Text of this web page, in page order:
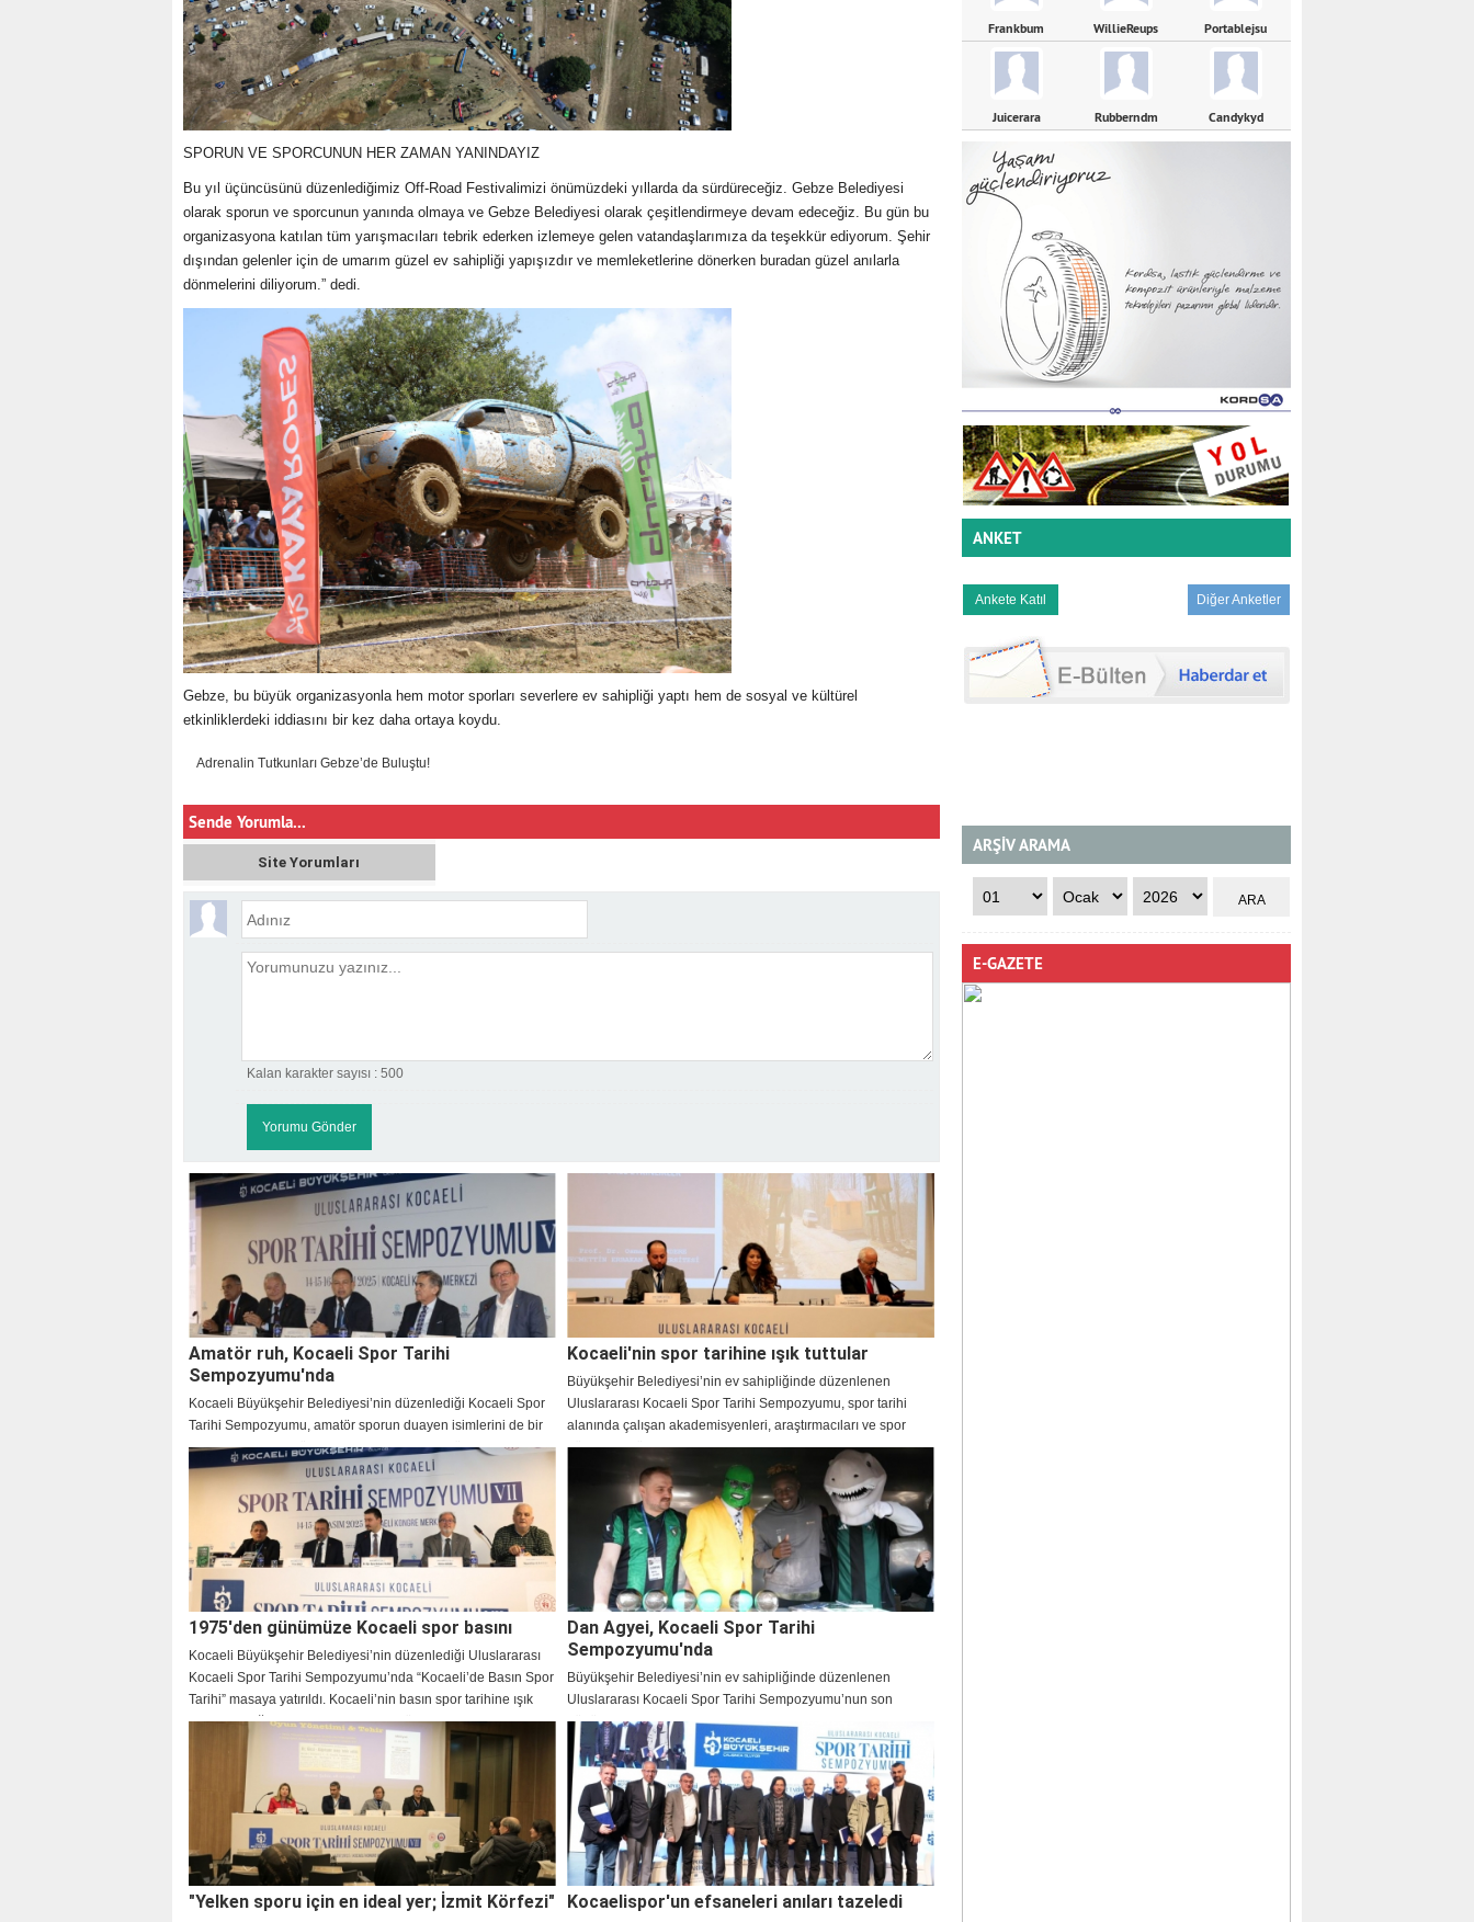
SPORUN VE SPORCUNUN HER ZAMAN YANINDAYIZ
Bu yıl üçüncüsünü düzenlediğimiz Off-Road Festivalimizi önümüzdeki yıllarda da sürdüreceğiz. Gebze Belediyesi
olarak sporun ve sporcunun yanında olmaya ve Gebze Belediyesi olarak çeşitlendirmeye devam edeceğiz. Bu gün bu
organizasyona katılan tüm yarışmacıları tebrik ederken izlemeye gelen vatandaşlarımıza da teşekkür ediyorum. Şehir
dışından gelenler için de umarım güzel ev sahipliği yapışızdır ve memleketlerine dönerken buradan güzel anılarla
dönmelerini diliyorum.” dedi.
Gebze, bu büyük organizasyonla hem motor sporları severlere ev sahipliği yaptı hem de sosyal ve kültürel
etkinliklerdeki iddiasını bir kez daha ortaya koydu.
Adrenalin Tutkunları Gebze’de Buluştu!
Sende Yorumla...
Site Yorumları
Kalan karakter sayısı : 500
Amatör ruh, Kocaeli Spor Tarihi
Sempozyumu'nda
Kocaeli Büyükşehir Belediyesi’nin düzenlediği Kocaeli Spor
Tarihi Sempozyumu, amatör sporun duayen isimlerini de bir
araya getirdi. Amatör sporu ve sporcularına sürekli destek
verilmesi gerektiğini belirten katılımcılar, kentin yetiştirdiği
sporcuların da kente birçok yönden destek vermeleri
gerektiğini ifade etti.
Kocaeli'nin spor tarihine ışık tuttular
Büyükşehir Belediyesi’nin ev sahipliğinde düzenlenen
Uluslararası Kocaeli Spor Tarihi Sempozyumu, spor tarihi
alanında çalışan akademisyenleri, araştırmacıları ve spor
dünyasının önemli isimlerini bir araya getirdi. Sempozyum,
Kocaeli Kongre Merkezi’nde sporun geçmişine ışık tutan çok
sayıda oturuma sahne oluyor.
1975'den günümüze Kocaeli spor basını
Kocaeli Büyükşehir Belediyesi’nin düzenlediği Uluslararası
Kocaeli Spor Tarihi Sempozyumu’nda “Kocaeli’de Basın Spor
Tarihi” masaya yatırıldı. Kocaeli’nin basın spor tarihine ışık
tutan mesleğin duayenleri, 40-50 yıl önceki spor
gazeteciliğinden bugünlere nasıl geldiklerini anlattı. Tecrübeli
isimler, yeni nesil gazeteciliğin kolaya kaçtığını savundu.
Dan Agyei, Kocaeli Spor Tarihi
Sempozyumu'nda
Büyükşehir Belediyesi’nin ev sahipliğinde düzenlenen
Uluslararası Kocaeli Spor Tarihi Sempozyumu’nun son
gününde Kocaelispor sevgisi yaşandı. Galatasaray maçında
attığı golle takımına galibiyeti getiren Dan Agyei,
sempozyumun gerçekleştiği Kongre Merkezi’nde yeşil-siyahlı
taraftarlarla buluştu.
"Yelken sporu için en ideal yer; İzmit Körfezi" Kocaelispor'un efsaneleri anıları tazeledi
Frankbum WillieReups Portablejsu
Juicerara Rubberndm Candykyd
ANKET
Diğer Anketler
ARŞİV ARAMA
E-GAZETE